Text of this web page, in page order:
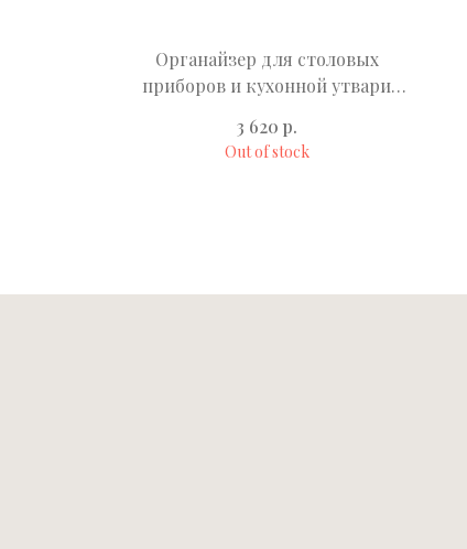
Органайзер для столовых
приборов и кухонной утвари
3 620 р.
Out of stock